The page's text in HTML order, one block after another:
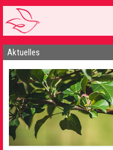
Startseite
1 Pfarrei
16 Gemeinden & mehr
Gottesdienste & Sinnsuche
Aktuelles